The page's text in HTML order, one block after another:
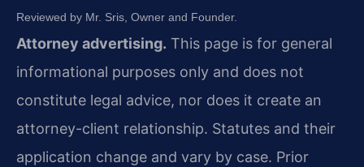
Reviewed by Mr. Sris, Owner and Founder.
Attorney advertising. This page is for general
informational purposes only and does not
constitute legal advice, nor does it create an
attorney-client relationship. Statutes and their
application change and vary by case. Prior